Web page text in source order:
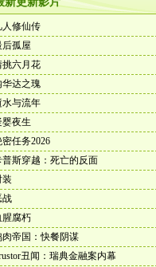
人修仙传
后孤屋
挑六月花
华达之瑰
水与流年
婴夜生
密任务2026
普斯穿越：死亡的反面
装
战
腥腐朽
肉帝国：快餐阴谋
丑闻：瑞典金融案内幕